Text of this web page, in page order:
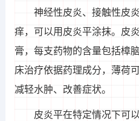
神经性皮炎、接触性皮
痒，可以用皮炎平涂抹。皮
膏，每支药物的含量包括樟
床治疗依据药理成分，薄荷
减轻水肿、改善症状。
皮炎平在特定情况下可